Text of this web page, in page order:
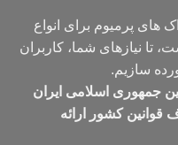
های پرمیوم برای انواع
تا نیازهای شما، کاربران
سازیم.
جمهوری اسلامی ایران
کشور ارائه